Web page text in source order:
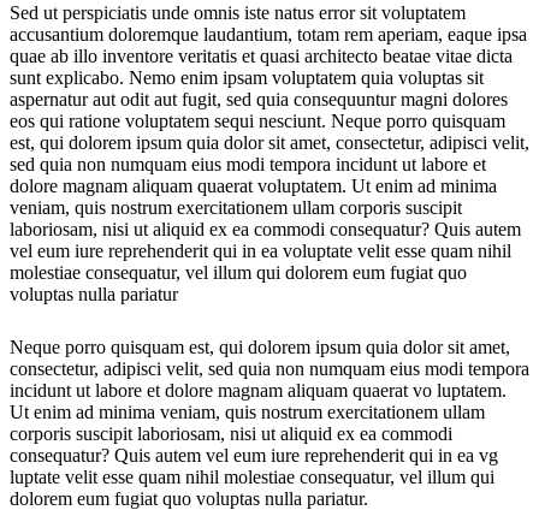
Sed ut perspiciatis unde omnis iste natus error sit voluptatem
accusantium doloremque laudantium, totam rem aperiam, eaque ipsa
quae ab illo inventore veritatis et quasi architecto beatae vitae dicta
sunt explicabo. Nemo enim ipsam voluptatem quia voluptas sit
aspernatur aut odit aut fugit, sed quia consequuntur magni dolores
eos qui ratione voluptatem sequi nesciunt. Neque porro quisquam
est, qui dolorem ipsum quia dolor sit amet, consectetur, adipisci velit,
sed quia non numquam eius modi tempora incidunt ut labore et
dolore magnam aliquam quaerat voluptatem. Ut enim ad minima
veniam, quis nostrum exercitationem ullam corporis suscipit
laboriosam, nisi ut aliquid ex ea commodi consequatur? Quis autem
vel eum iure reprehenderit qui in ea voluptate velit esse quam nihil
molestiae consequatur, vel illum qui dolorem eum fugiat quo
voluptas nulla pariatur
Neque porro quisquam est, qui dolorem ipsum quia dolor sit amet,
consectetur, adipisci velit, sed quia non numquam eius modi tempora
incidunt ut labore et dolore magnam aliquam quaerat vo luptatem.
Ut enim ad minima veniam, quis nostrum exercitationem ullam
corporis suscipit laboriosam, nisi ut aliquid ex ea commodi
consequatur? Quis autem vel eum iure reprehenderit qui in ea vg
luptate velit esse quam nihil molestiae consequatur, vel illum qui
dolorem eum fugiat quo voluptas nulla pariatur.